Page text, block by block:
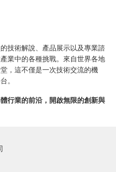
技術解說、產品展示以及專業諮
業中的各種挑戰。來自世界各地
，這不僅是一次技術交流的機
。
行業的前沿，開啟無限的創新與